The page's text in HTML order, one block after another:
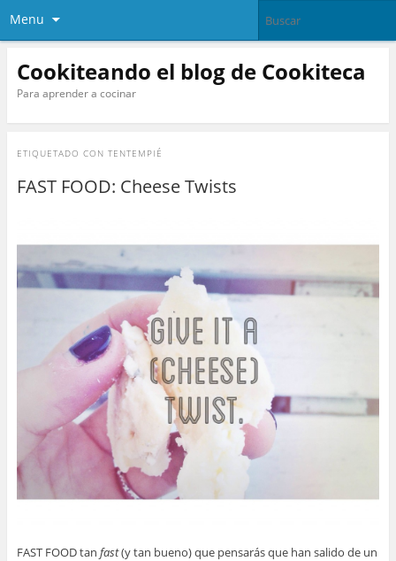
Menu
Cookiteando el blog de Cookiteca
Para aprender a cocinar
ETIQUETADO CON TENTEMPIÉ
FAST FOOD: Cheese Twists
FAST FOOD tan fast(y tan bueno) que pensarás que han salido de un